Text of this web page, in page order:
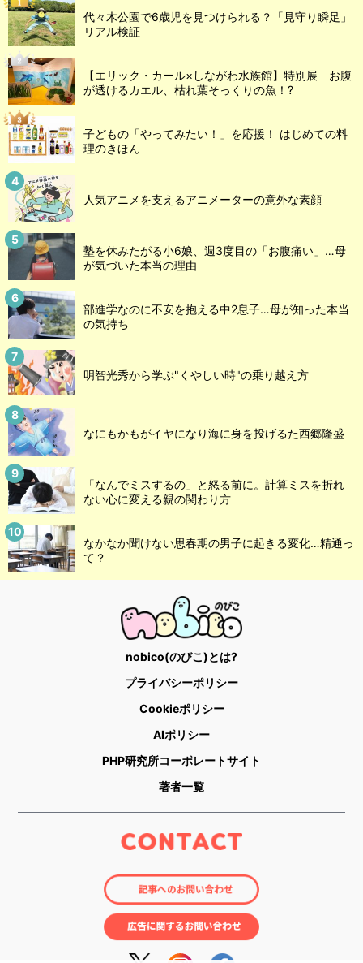
代々木公園で6歳児を見つけられる？「見守り瞬足」
リアル検証
【エリック・カール×しながわ水族館】特別展 お腹
が透けるカエル、枯れ葉そっくりの魚！?
子どもの「やってみたい！」を応援！ はじめての料
理のきほん
人気アニメを支えるアニメーターの意外な素顔
塾を休みたがる小6娘、週3度目の「お腹痛い」…母
が気づいた本当の理由
部進学なのに不安を抱える中2息子…母が知った本当
の気持ち
明智光秀から学ぶ"くやしい時"の乗り越え方
なにもかもがイヤになり海に身を投げるた西郷隆盛
「なんでミスするの」と怒る前に。計算ミスを折れ
ない心に変える親の関わり方
なかなか聞けない思春期の男子に起きる変化…精通っ
て？
nobico(のびこ)とは?
プライバシーポリシー
Cookieポリシー
AIポリシー
PHP研究所コーポレートサイト
著者一覧